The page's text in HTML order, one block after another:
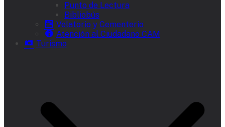
Punto de Lectura
Bibliobús
Velatorio y Cementerio
Atención al Ciudadano CAM
Turismo